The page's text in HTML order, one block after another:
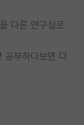
다른 연구실로
공부하다보면 다